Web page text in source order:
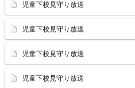
児童下校見守り放送
児童下校見守り放送
児童下校見守り放送
児童下校見守り放送